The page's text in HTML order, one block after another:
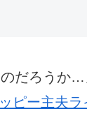
だろうか…
ピー主夫ラ